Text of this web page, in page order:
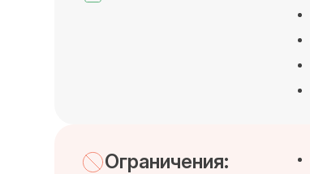
Ограничения: